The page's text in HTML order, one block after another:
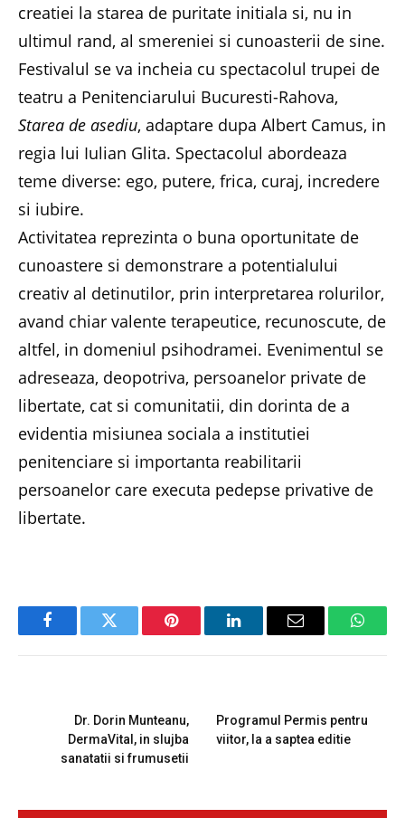
creatiei la starea de puritate initiala si, nu in
ultimul rand, al smereniei si cunoasterii de sine.
Festivalul se va incheia cu spectacolul trupei de
teatru a Penitenciarului Bucuresti-Rahova,
Starea de asediu, adaptare dupa Albert Camus, in
regia lui Iulian Glita. Spectacolul abordeaza
teme diverse: ego, putere, frica, curaj, incredere
si iubire.
Activitatea reprezinta o buna oportunitate de
cunoastere si demonstrare a potentialului
creativ al detinutilor, prin interpretarea rolurilor,
avand chiar valente terapeutice, recunoscute, de
altfel, in domeniul psihodramei. Evenimentul se
adreseaza, deopotriva, persoanelor private de
libertate, cat si comunitatii, din dorinta de a
evidentia misiunea sociala a institutiei
penitenciare si importanta reabilitarii
persoanelor care executa pedepse privative de
libertate.
FacebookTwitter Pinterest LinkedInEmail
Dr. Dorin Munteanu,
DermaVital, in slujba
sanatatii si frumusetii
Programul Permis pentru
viitor, la a saptea editie